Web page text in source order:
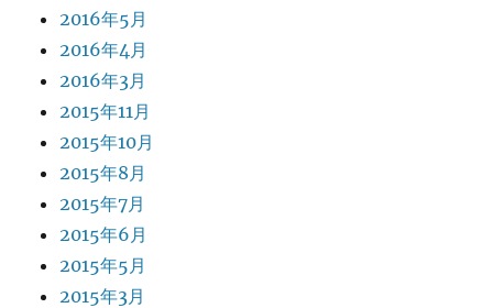
2016年5月
2016年4月
2016年3月
2015年11月
2015年10月
2015年8月
2015年7月
2015年6月
2015年5月
2015年3月